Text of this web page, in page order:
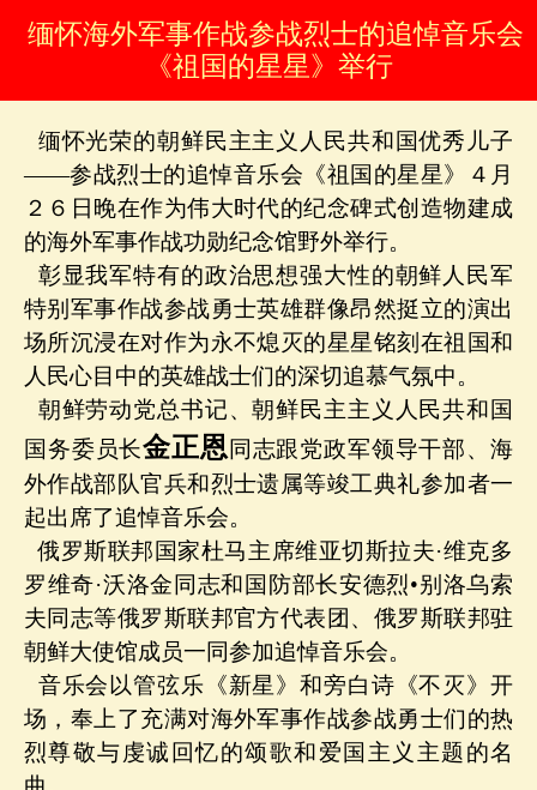
缅怀海外军事作战参战烈士的追悼音乐会
《祖国的星星》举行
缅怀光荣的朝鲜民主主义人民共和国优秀儿子
——参战烈士的追悼音乐会《祖国的星星》４月
２６日晚在作为伟大时代的纪念碑式创造物建成
的海外军事作战功勋纪念馆野外举行。
彰显我军特有的政治思想强大性的朝鲜人民军
特别军事作战参战勇士英雄群像昂然挺立的演出
场所沉浸在对作为永不熄灭的星星铭刻在祖国和
人民心目中的英雄战士们的深切追慕气氛中。
朝鲜劳动党总书记、朝鲜民主主义人民共和国
国务委员长金正恩 同志跟党政军领导干部、海
外作战部队官兵和烈士遗属等竣工典礼参加者一
起出席了追悼音乐会。
俄罗斯联邦国家杜马主席维亚切斯拉夫·维克多
罗维奇·沃洛金同志和国防部长安德烈•别洛乌索
夫同志等俄罗斯联邦官方代表团、俄罗斯联邦驻
朝鲜大使馆成员一同参加追悼音乐会。
音乐会以管弦乐《新星》和旁白诗《不灭》开
场，奉上了充满对海外军事作战参战勇士们的热
烈尊敬与虔诚回忆的颂歌和爱国主义主题的名